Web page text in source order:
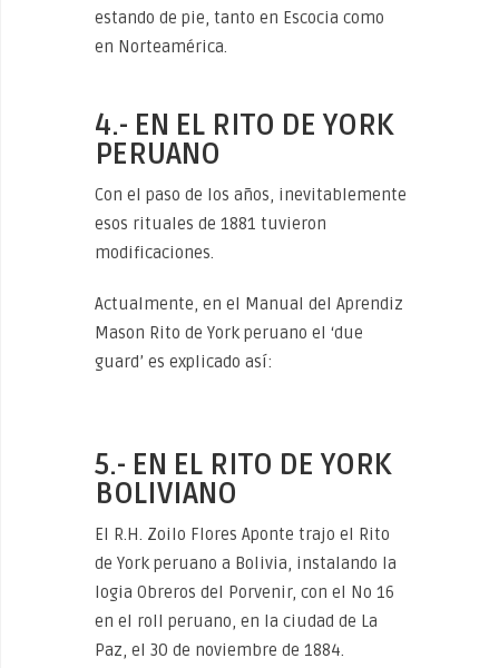
estando de pie, tanto en Escocia como
en Norteamérica.
4.- EN EL RITO DE YORK
PERUANO
Con el paso de los años, inevitablemente
esos rituales de 1881 tuvieron
modificaciones.
Actualmente, en el Manual del Aprendiz
Mason Rito de York peruano el ‘due
guard’ es explicado así:
5.- EN EL RITO DE YORK
BOLIVIANO
El R.H. Zoilo Flores Aponte trajo el Rito
de York peruano a Bolivia, instalando la
logia Obreros del Porvenir, con el No 16
en el roll peruano, en la ciudad de La
Paz, el 30 de noviembre de 1884.